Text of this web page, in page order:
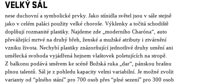
VELKÝ SÁL
nese duchovní a symbolické prvky. Jako stínidla světel jsou v sále stejně
jako v celém paláci použity velké choroše. Výklenky a točitá schodiště
doplňují rozmanité plastiky. Najdeme zde „moderního Charóna“, auto
převážející mrtvé na druhý břeh, ženské a mužské atributy i ztvárnění
vzniku života. Nechybí plastiky znázorňující jednotlivé druhy umění ani
umělecká svoboda vyjádřená hejnem vlaštovek poletujících na stropě.
Z balkonu podává směrem ke scéně Božská ruka „dar“, pánskou brašnu
plnou talentů. Sál je z pohledu kapacity velmi variabilní. Je možné zvolit
varianty od “plného stání” pro 700 osob přes “plné sezení” pro 300 osob